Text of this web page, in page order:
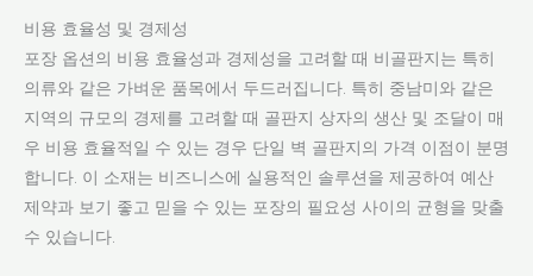
비용 효율성 및 경제성
포장 옵션의 비용 효율성과 경제성을 고려할 때 비골판지는 특히
의류와 같은 가벼운 품목에서 두드러집니다. 특히 중남미와 같은
지역의 규모의 경제를 고려할 때 골판지 상자의 생산 및 조달이 매
우 비용 효율적일 수 있는 경우 단일 벽 골판지의 가격 이점이 분명
합니다. 이 소재는 비즈니스에 실용적인 솔루션을 제공하여 예산
제약과 보기 좋고 믿을 수 있는 포장의 필요성 사이의 균형을 맞출
수 있습니다.